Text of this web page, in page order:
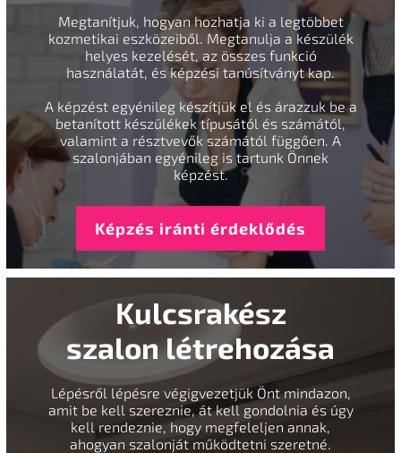
Megtanítjuk, hogyan hozhatja ki a legtöbbet
kozmetikai eszközeiből. Megtanulja a készülék
helyes kezelését, az összes funkció
használatát, és képzési tanúsítványt kap.
A képzést egyénileg készítjük el és árazzuk be a
betanított készülékek típusától és számától,
valamint a résztvevők számától függően. A
szalonjában egyénileg is tartunk Önnek
képzést.
Képzés iránti érdeklődés
Kulcsrakész
szalon létrehozása
Lépésről lépésre végigvezetjük Önt mindazon,
amit be kell szereznie, át kell gondolnia és úgy
kell rendeznie, hogy megfeleljen annak,
ahogyan szalonját működtetni szeretné.